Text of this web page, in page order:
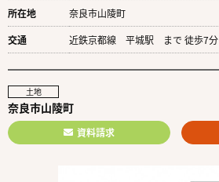
所在地
奈良市山陵町
交通
近鉄京都線 平城駅 まで 徒歩7分
土地
奈良市山陵町
資料請求